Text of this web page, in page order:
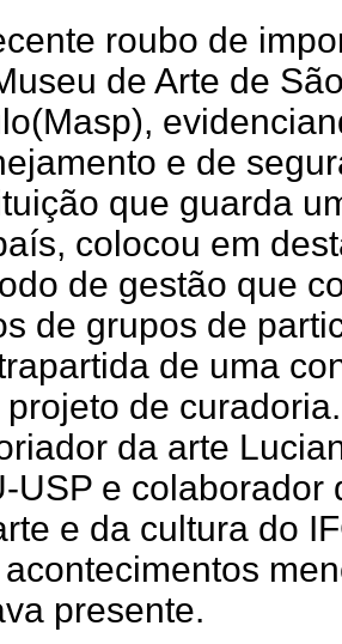
roubo de
de Arte de
e de
que guarda
colocou em
de gestão que
de grupos de
de uma
projeto de
da arte
USP e
e da cultura do
presente.